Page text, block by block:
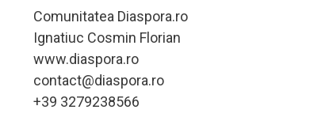
Comunitatea Diaspora.ro
Ignatiuc Cosmin Florian
www.diaspora.ro
contact@diaspora.ro
+39 3279238566